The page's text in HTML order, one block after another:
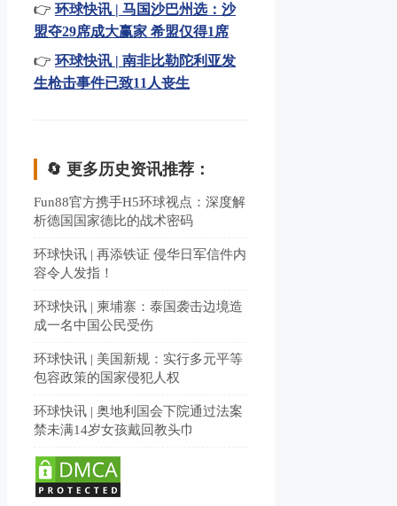
👉 环球快讯 | 马国沙巴州选：沙
盟夺29席成大赢家 希盟仅得1席
👉 环球快讯 | 南非比勒陀利亚发
生枪击事件已致11人丧生
🔄 更多历史资讯推荐：
Fun88官方携手H5环球视点：深度解
析德国国家德比的战术密码
环球快讯 | 再添铁证 侵华日军信件内
容令人发指！
环球快讯 | 柬埔寨：泰国袭击边境造
成一名中国公民受伤
环球快讯 | 美国新规：实行多元平等
包容政策的国家侵犯人权
环球快讯 | 奥地利国会下院通过法案
禁未满14岁女孩戴回教头巾